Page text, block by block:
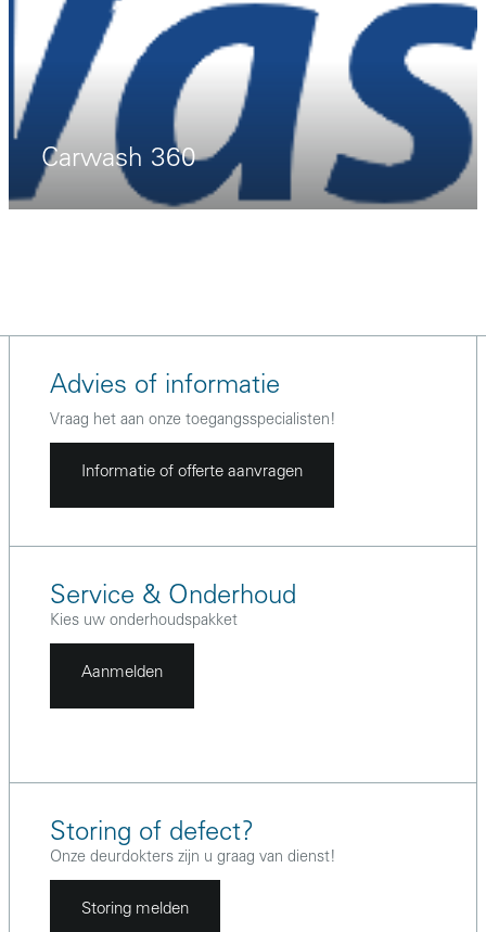
Carwash 360
Advies of informatie
Vraag het aan onze toegangsspecialisten!
Informatie of offerte aanvragen
Service & Onderhoud
Kies uw onderhoudspakket
Aanmelden
Storing of defect?
Onze deurdokters zijn u graag van dienst!
Storing melden